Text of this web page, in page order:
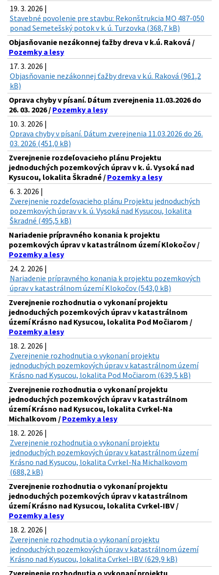
19. 3. 2026 |
Stavebné povolenie pre stavbu: Rekonštrukcia MO 487-050
ponad Semetešský potok v k. ú. Turzovka (368,7 kB)
Objasňovanie nezákonnej ťažby dreva v k.ú. Raková /
Pozemky a lesy
17. 3. 2026 |
Objasňovanie nezákonnej ťažby dreva v k.ú. Raková (961,2
kB)
Oprava chyby v písaní. Dátum zverejnenia 11.03.2026 do
26. 03. 2026 / Pozemky a lesy
10. 3. 2026 |
Oprava chyby v písaní. Dátum zverejnenia 11.03.2026 do 26.
03. 2026 (451,0 kB)
Zverejnenie rozdeľovacieho plánu Projektu
jednoduchých pozemkových úprav v k. ú. Vysoká nad
Kysucou, lokalita Škradné / Pozemky a lesy
6. 3. 2026 |
Zverejnenie rozdeľovacieho plánu Projektu jednoduchých
pozemkových úprav v k. ú. Vysoká nad Kysucou, lokalita
Škradné (495,5 kB)
Nariadenie prípravného konania k projektu
pozemkových úprav v katastrálnom území Klokočov /
Pozemky a lesy
24. 2. 2026 |
Nariadenie prípravného konania k projektu pozemkových
úprav v katastrálnom území Klokočov (543,0 kB)
Zverejnenie rozhodnutia o vykonaní projektu
jednoduchých pozemkových úprav v katastrálnom
území Krásno nad Kysucou, lokalita Pod Močiarom /
Pozemky a lesy
18. 2. 2026 |
Zverejnenie rozhodnutia o vykonaní projektu
jednoduchých pozemkových úprav v katastrálnom území
Krásno nad Kysucou, lokalita Pod Močiarom (639,5 kB)
Zverejnenie rozhodnutia o vykonaní projektu
jednoduchých pozemkových úprav v katastrálnom
území Krásno nad Kysucou, lokalita Cvrkel-Na
Michalkovom / Pozemky a lesy
18. 2. 2026 |
Zverejnenie rozhodnutia o vykonaní projektu
jednoduchých pozemkových úprav v katastrálnom území
Krásno nad Kysucou, lokalita Cvrkel-Na Michalkovom
(688,2 kB)
Zverejnenie rozhodnutia o vykonaní projektu
jednoduchých pozemkových úprav v katastrálnom
území Krásno nad Kysucou, lokalita Cvrkel-IBV /
Pozemky a lesy
18. 2. 2026 |
Zverejnenie rozhodnutia o vykonaní projektu
jednoduchých pozemkových úprav v katastrálnom území
Krásno nad Kysucou, lokalita Cvrkel-IBV (629,9 kB)